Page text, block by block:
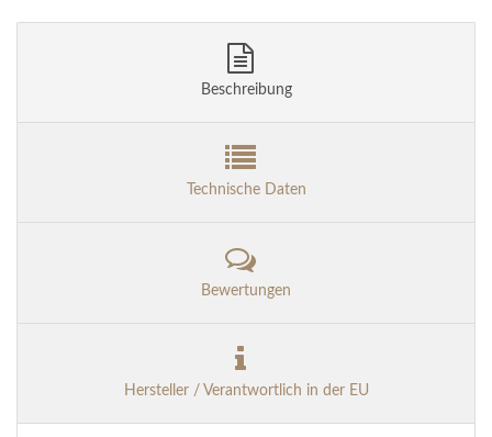
Beschreibung
Technische Daten
Bewertungen
Hersteller / Verantwortlich in der EU